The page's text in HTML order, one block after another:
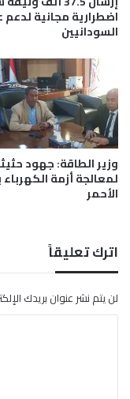
اضطرارية مجانية لدعم
السودانيين
وزير الطاقة: جهود
لمعالجة أزمة الكهرباء
الأحمر
اترك تعليقاً
لن يتم نشر عنوان بريدك